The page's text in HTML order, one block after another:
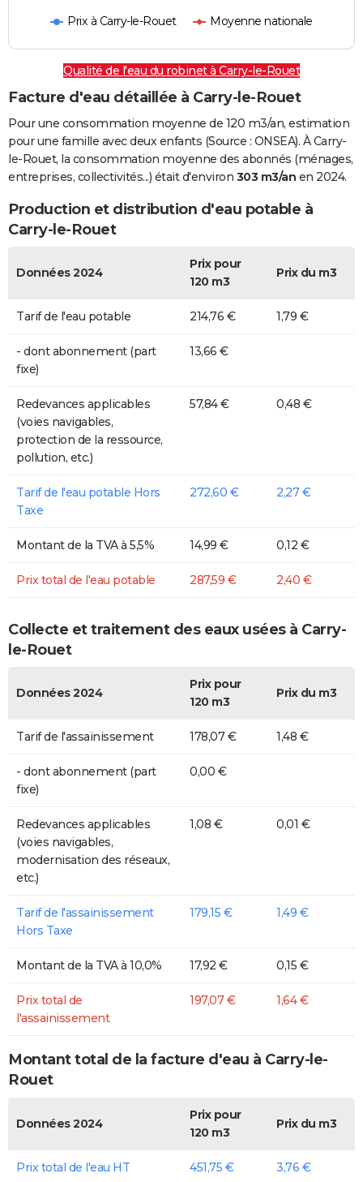
Prix à Carry-le-Rouet Moyenne nationale
Qualité de l'eau du robinet à Carry-le-Rouet
Facture d'eau détaillée à Carry-le-Rouet
Pour une consommation moyenne de 120 m3/an, estimation
pour une famille avec deux enfants (Source : ONSEA). À Carry-
le-Rouet, la consommation moyenne des abonnés (ménages,
entreprises, collectivités...) était d'environ 303 m3/an en 2024.
Production et distribution d'eau potable à
Carry-le-Rouet
Données 2024
Prix pour
120 m3
Prix du m3
Tarif de l'eau potable 214,76 € 1,79 €
- dont abonnement (part
fixe)
13,66 €
Redevances applicables
(voies navigables,
protection de la ressource,
pollution, etc.)
57,84 € 0,48 €
Tarif de l'eau potable Hors
Taxe
272,60 € 2,27 €
Montant de la TVA à 5,5% 14,99 € 0,12 €
Prix total de l'eau potable 287,59 € 2,40 €
Collecte et traitement des eaux usées à Carry-
le-Rouet
Données 2024
Prix pour
120 m3
Prix du m3
Tarif de l'assainissement 178,07 € 1,48 €
- dont abonnement (part
fixe)
0,00 €
Redevances applicables
(voies navigables,
modernisation des réseaux,
etc.)
1,08 € 0,01 €
Tarif de l'assainissement
Hors Taxe
179,15 € 1,49 €
Montant de la TVA à 10,0% 17,92 € 0,15 €
Prix total de
l'assainissement
197,07 € 1,64 €
Montant total de la facture d'eau à Carry-le-
Rouet
Données 2024
Prix pour
120 m3
Prix du m3
Prix total de l'eau HT 451,75 € 3,76 €